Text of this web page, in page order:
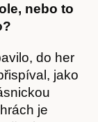
nebo to
do her
jako
je